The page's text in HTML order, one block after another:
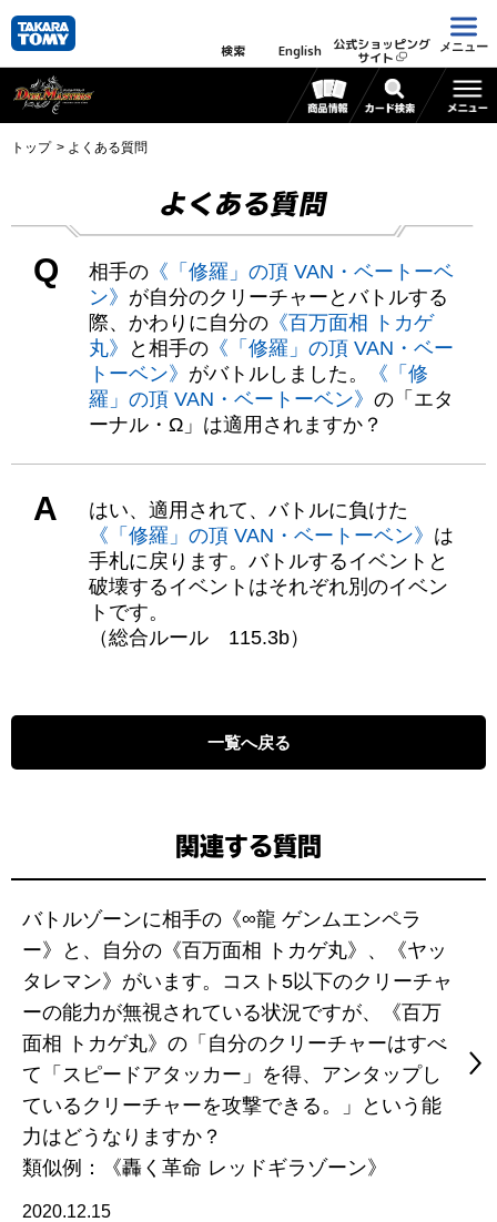
検索 English 公式ショッピング
サイト
メニュー
トップ よくある質問
よくある質問
Q 相手の 《「修羅」の頂 VAN・ベートーベ
ン》 が自分のクリーチャーとバトルする
際、かわりに自分の 《百万面相 トカゲ
丸》
と相手の 《「修羅」の頂 VAN・ベー
トーベン》 がバトルしました。
《「修
羅」の頂 VAN・ベートーベン》 の「エタ
ーナル・Ω」は適用されますか？
A
はい、適用されて、バトルに負けた
《「修羅」の頂 VAN・ベートーベン》 は
手札に戻ります。バトルするイベントと
破壊するイベントはそれぞれ別のイベン
トです。
（総合ルール 115.3b）
一覧へ戻る
関連する質問
バトルゾーンに相手の《∞龍 ゲンムエンペラ
ー》と、自分の《百万面相 トカゲ丸》、《ヤッ
タレマン》がいます。コスト5以下のクリーチャ
ーの能力が無視されている状況ですが、《百万
面相 トカゲ丸》の「自分のクリーチャーはすべ
て「スピードアタッカー」を得、アンタップし
ているクリーチャーを攻撃できる。」という能
力はどうなりますか？
類似例：《轟く革命 レッドギラゾーン》
2020.12.15